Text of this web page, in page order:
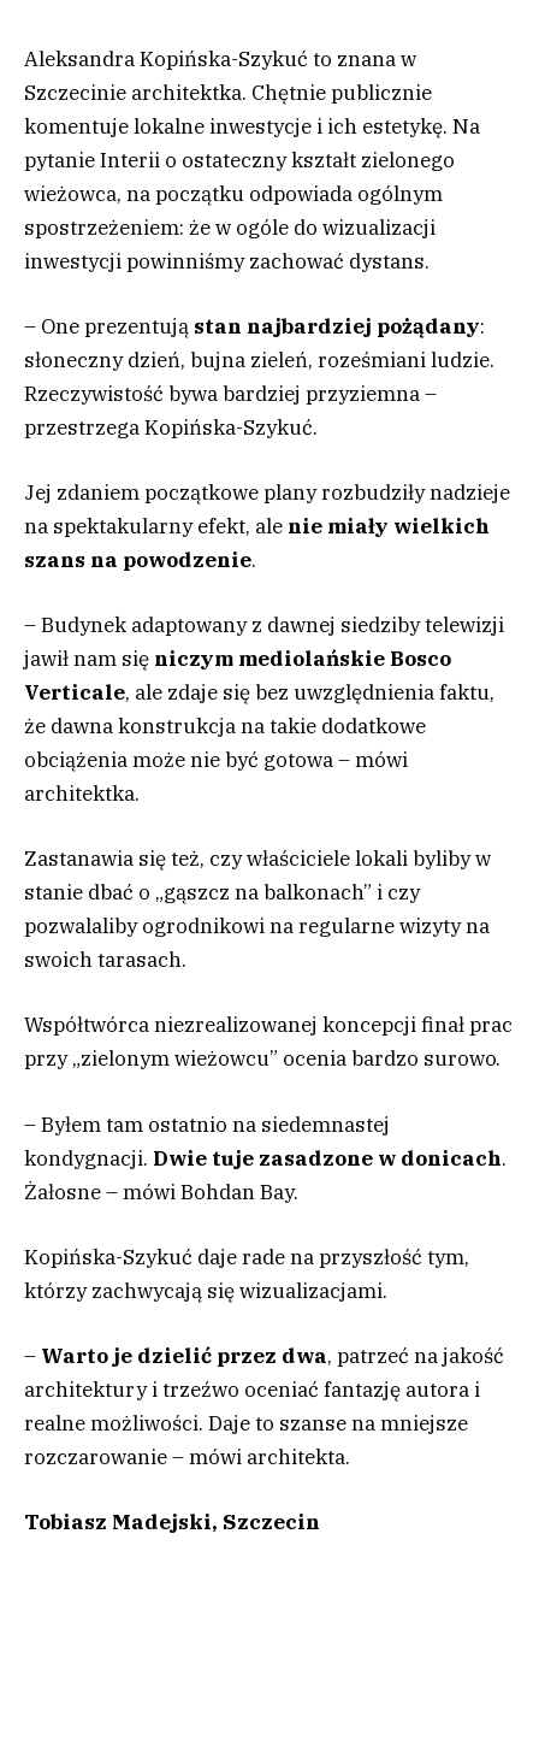
Aleksandra Kopińska-Szykuć to znana w
Szczecinie architektka. Chętnie publicznie
komentuje lokalne inwestycje i ich estetykę. Na
pytanie Interii o ostateczny kształt zielonego
wieżowca, na początku odpowiada ogólnym
spostrzeżeniem: że w ogóle do wizualizacji
inwestycji powinniśmy zachować dystans.
– One prezentują stan najbardziej pożądany:
słoneczny dzień, bujna zieleń, roześmiani ludzie.
Rzeczywistość bywa bardziej przyziemna –
przestrzega Kopińska-Szykuć.
Jej zdaniem początkowe plany rozbudziły nadzieje
na spektakularny efekt, ale nie miały wielkich
szans na powodzenie.
– Budynek adaptowany z dawnej siedziby telewizji
jawił nam się niczym mediolańskie Bosco
Verticale, ale zdaje się bez uwzględnienia faktu,
że dawna konstrukcja na takie dodatkowe
obciążenia może nie być gotowa – mówi
architektka.
Zastanawia się też, czy właściciele lokali byliby w
stanie dbać o „gąszcz na balkonach” i czy
pozwalaliby ogrodnikowi na regularne wizyty na
swoich tarasach.
Współtwórca niezrealizowanej koncepcji finał prac
przy „zielonym wieżowcu” ocenia bardzo surowo.
– Byłem tam ostatnio na siedemnastej
kondygnacji. Dwie tuje zasadzone w donicach.
Żałosne – mówi Bohdan Bay.
Kopińska-Szykuć daje rade na przyszłość tym,
którzy zachwycają się wizualizacjami.
– Warto je dzielić przez dwa, patrzeć na jakość
architektury i trzeźwo oceniać fantazję autora i
realne możliwości. Daje to szanse na mniejsze
rozczarowanie – mówi architekta.
Tobiasz Madejski, Szczecin